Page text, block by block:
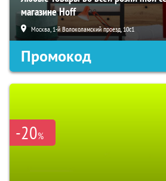
магазине Hoff
Москва, 1-й Волоколамский проезд, 10с1
Промокод
-20%